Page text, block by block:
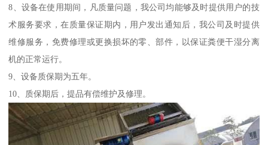
8、设备在使用期间，凡质量问题，我公司均能够及时提供用户的技
术服务要求，在质量保证期内，用户发出通知后，我公司及时提供
维修服务，免费修理或更换损坏的零、部件，以保证粪便干湿分离
机的正常运行。
9、设备质保期为五年。
10、质保期后，提品有偿维护及修理。